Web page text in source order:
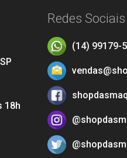
18h
Redes Sociais
(14) 99179-